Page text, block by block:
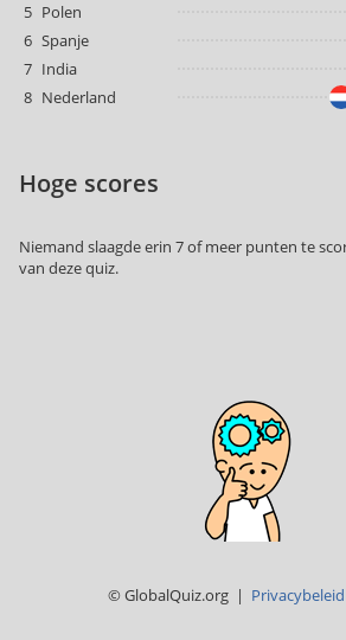
5 Polen
6 Spanje
7 India
8 Nederland
Hoge scores
Niemand slaagde erin 7 of meer punten te
van deze quiz.
© GlobalQuiz.org | Privacybeleid